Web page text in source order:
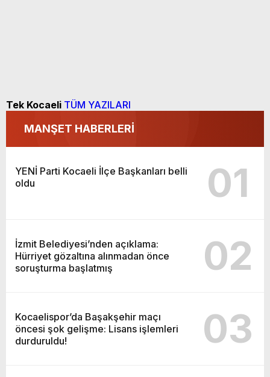
Tek Kocaeli TÜM YAZILARI
MANŞET HABERLERİ
YENİ Parti Kocaeli İlçe Başkanları belli
oldu
01
İzmit Belediyesi’nden açıklama:
Hürriyet gözaltına alınmadan önce
soruşturma başlatmış
02
Kocaelispor’da Başakşehir maçı
öncesi şok gelişme: Lisans işlemleri
durduruldu!
03